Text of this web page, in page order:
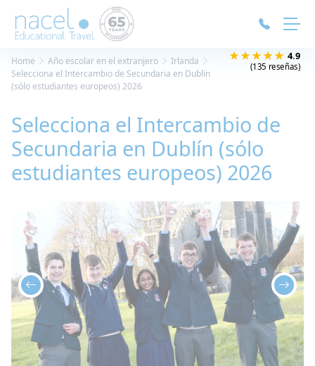
★★★★★ 4.9
(135 reseñas)
Home Año escolar en el extranjero
Irlanda
Selecciona el Intercambio de Secundaria en Dublín
(sólo estudiantes europeos) 2026
Selecciona el Intercambio de
Secundaria en Dublín (sólo
estudiantes europeos) 2026
Panel de gestión de cookies